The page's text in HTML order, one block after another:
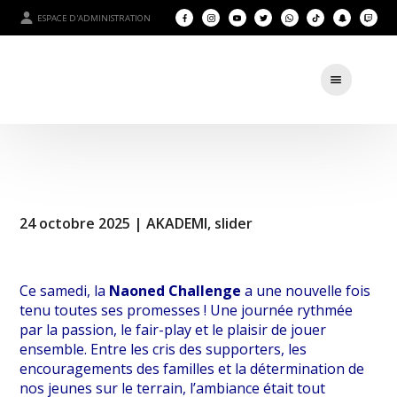
ESPACE D'ADMINISTRATION
24 octobre 2025 |AKADEMI, slider
Ce samedi, la Naoned Challenge a une nouvelle fois
tenu toutes ses promesses ! Une journée rythmée
par la passion, le fair-play et le plaisir de jouer
ensemble. Entre les cris des supporters, les
encouragements des familles et la détermination de
nos jeunes sur le terrain, l’ambiance était tout